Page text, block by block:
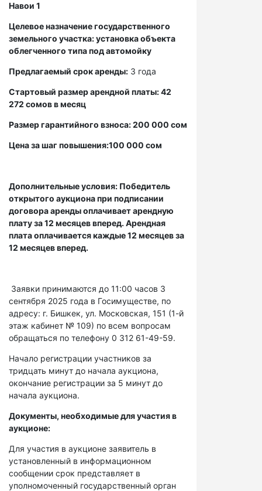
Навои 1
Целевое назначение государственного
земельного участка: установка объекта
облегченного типа под автомойку
Предлагаемый срок аренды: 3 года
Стартовый размер арендной платы: 42
272 сомов в месяц
Размер гарантийного взноса: 200 000 сом
Цена за шаг повышения:100 000 сом
Дополнительные условия: Победитель
открытого аукциона при подписании
договора аренды оплачивает арендную
плату за 12 месяцев вперед. Арендная
плата оплачивается каждые 12 месяцев за
12 месяцев вперед.
Заявки принимаются до 11:00 часов 3
сентября 2025 года в Госимуществе, по
адресу: г. Бишкек, ул. Московская, 151 (1-й
этаж кабинет № 109) по всем вопросам
обращаться по телефону 0 312 61-49-59.
Начало регистрации участников за
тридцать минут до начала аукциона,
окончание регистрации за 5 минут до
начала аукциона.
Документы, необходимые для участия в
аукционе:
Для участия в аукционе заявитель в
установленный в информационном
сообщении срок представляет в
уполномоченный государственный орган